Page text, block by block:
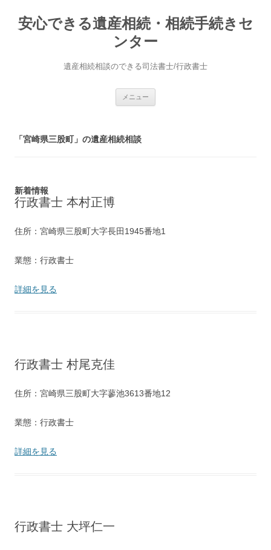
安心できる遺産相続・相続手続きセ
ンター
遺産相続相談のできる司法書士/行政書士
メニュー
「宮崎県三股町」の遺産相続相談
新着情報
行政書士 本村正博
住所：宮崎県三股町大字長田1945番地1
業態：行政書士
詳細を見る
行政書士 村尾克佳
住所：宮崎県三股町大字蓼池3613番地12
業態：行政書士
詳細を見る
行政書士 大坪仁一